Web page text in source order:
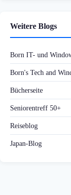
Weitere Blogs
Born IT- und
Born's Tech and
Bücherseite
Seniorentreff 50+
Reiseblog
Japan-Blog